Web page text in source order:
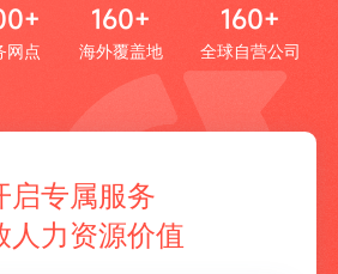
网点
160+
海外覆盖地
160+
全球自营公司
启专属服务
人力资源价值